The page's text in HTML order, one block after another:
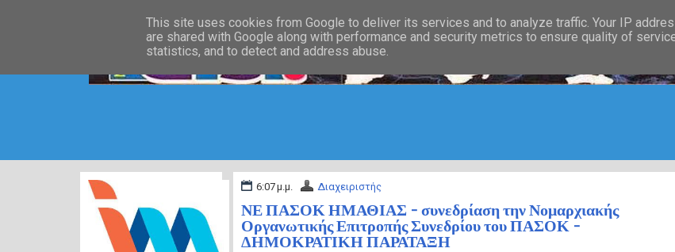
6:07 μ.μ. Διαχειριστής
ΝΕ ΠΑΣΟΚ ΗΜΑΘΙΑΣ - συνεδρίαση την Νομαρχιακής
Οργανωτικής Επιτροπής Συνεδρίου του ΠΑΣΟΚ -
ΔΗΜΟΚΡΑΤΙΚΗ ΠΑΡΑΤΑΞΗ
This site uses cookies from Google to deliver its services and to analyze traffic. Your IP
are shared with Google along with performance and security metrics to ensure quality of
statistics, and to detect and address abuse.